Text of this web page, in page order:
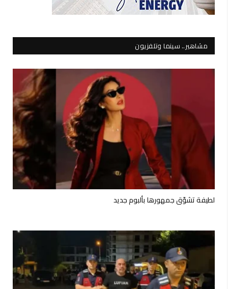
مشاهير.. سينما وتلفزيون
لطيفة تشوّق جمهورها بألبوم جديد